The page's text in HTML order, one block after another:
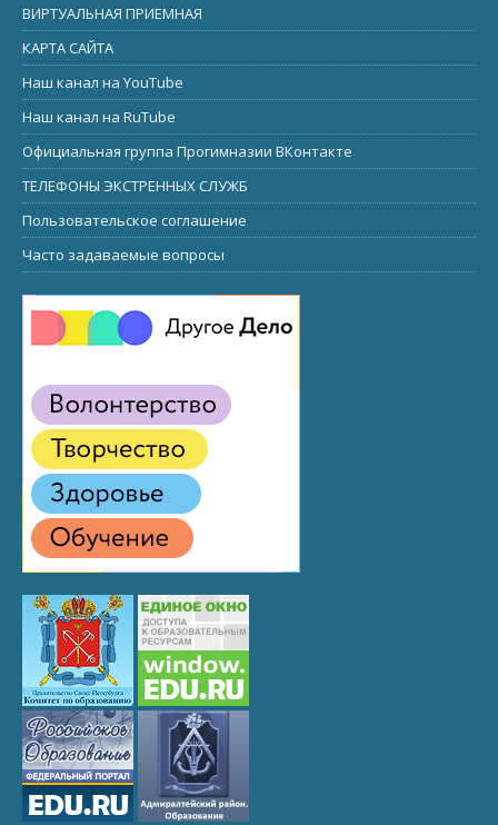
ВИРТУАЛЬНАЯ ПРИЕМНАЯ
КАРТА САЙТА
Наш канал на YouTube
Наш канал на RuTube
Официальная группа Прогимназии ВКонтакте
ТЕЛЕФОНЫ ЭКСТРЕННЫХ СЛУЖБ
Пользовательское соглашение
Часто задаваемые вопросы